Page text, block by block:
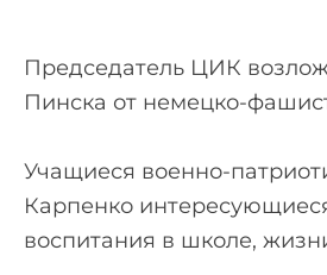
Председатель ЦИК
Пинска от немецко-
Учащиеся военно-
Карпенко
воспитания в школе,